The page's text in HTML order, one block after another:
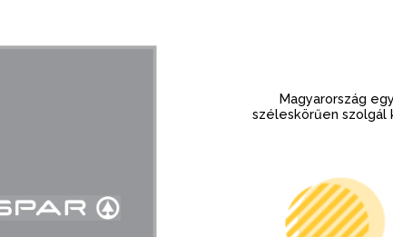
Magyarország
széleskörűen szolgál